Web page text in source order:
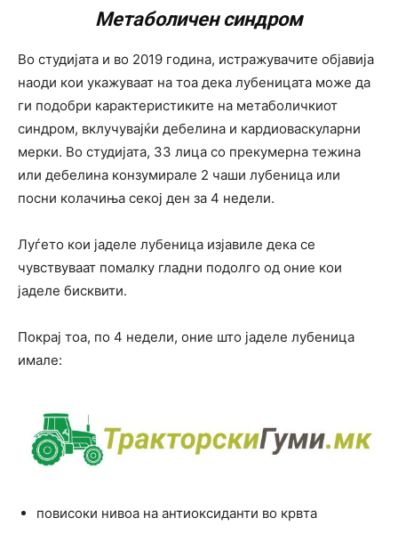
Метаболичен синдром
Во студијата и во 2019 година, истражувачите објавија
наоди кои укажуваат на тоа дека лубеницата може да
ги подобри карактеристиките на метаболичкиот
синдром, вклучувајќи дебелина и кардиоваскуларни
мерки. Во студијата, 33 лица со прекумерна тежина
или дебелина конзумирале 2 чаши лубеница или
посни колачиња секој ден за 4 недели.
Луѓето кои јаделе лубеница изјавиле дека се
чувствуваат помалку гладни подолго од оние кои
јаделе бисквити.
Покрај тоа, по 4 недели, оние што јаделе лубеница
имале:
повисоки нивоа на антиоксиданти во крвта